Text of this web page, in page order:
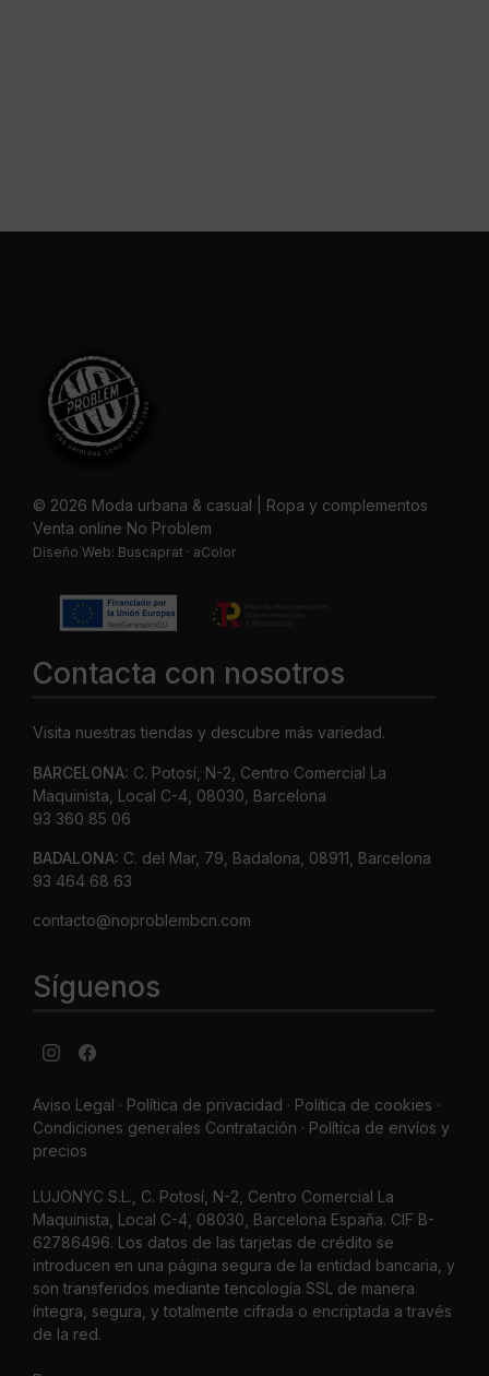
© 2026 Moda urbana & casual | Ropa y complementos
Venta online No Problem
Diseño Web: Buscaprat · aColor
Contacta con nosotros
Visita nuestras tiendas y descubre más variedad.
BARCELONA: C. Potosí, N-2, Centro Comercial La
Maquinista, Local C-4, 08030, Barcelona
93 360 85 06
BADALONA: C. del Mar, 79, Badalona, 08911, Barcelona
93 464 68 63
contacto@noproblembcn.com
Síguenos
Aviso Legal · Política de privacidad · Política de cookies ·
Condiciones generales Contratación · Política de envíos y
precios
LUJONYC S.L., C. Potosí, N-2, Centro Comercial La
Maquinista, Local C-4, 08030, Barcelona España. CIF B-
62786496. Los datos de las tarjetas de crédito se
introducen en una página segura de la entidad bancaria, y
son transferidos mediante tencología SSL de manera
íntegra, segura, y totalmente cifrada o encriptada a través
de la red.